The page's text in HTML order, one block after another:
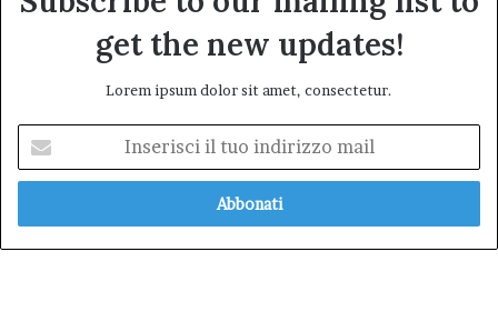
get the new updates!
Lorem ipsum dolor sit amet, consectetur.
tuo
mail